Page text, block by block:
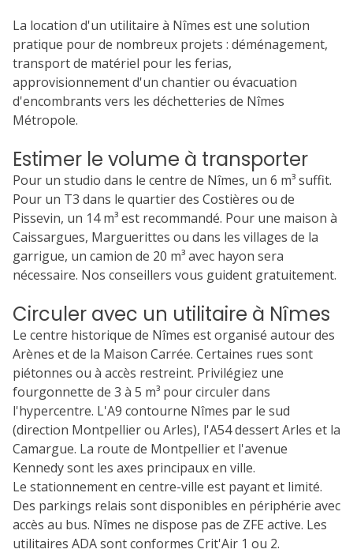
La location d'un utilitaire à Nîmes est une solution
pratique pour de nombreux projets : déménagement,
transport de matériel pour les ferias,
approvisionnement d'un chantier ou évacuation
d'encombrants vers les déchetteries de Nîmes
Métropole.
Estimer le volume à transporter
Pour un studio dans le centre de Nîmes, un 6 m³ suffit.
Pour un T3 dans le quartier des Costières ou de
Pissevin, un 14 m³ est recommandé. Pour une maison à
Caissargues, Marguerittes ou dans les villages de la
garrigue, un camion de 20 m³ avec hayon sera
nécessaire. Nos conseillers vous guident gratuitement.
Circuler avec un utilitaire à Nîmes
Le centre historique de Nîmes est organisé autour des
Arènes et de la Maison Carrée. Certaines rues sont
piétonnes ou à accès restreint. Privilégiez une
fourgonnette de 3 à 5 m³ pour circuler dans
l'hypercentre. L'A9 contourne Nîmes par le sud
(direction Montpellier ou Arles), l'A54 dessert Arles et la
Camargue. La route de Montpellier et l'avenue
Kennedy sont les axes principaux en ville.
Le stationnement en centre-ville est payant et limité.
Des parkings relais sont disponibles en périphérie avec
accès au bus. Nîmes ne dispose pas de ZFE active. Les
utilitaires ADA sont conformes Crit'Air 1 ou 2.